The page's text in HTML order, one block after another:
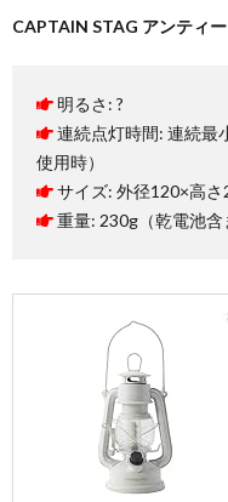
CAPTAIN STAG アンティ
明るさ: ?
連続点灯時間: 連続最
使用時）
サイズ: 外径120×高さ
重量: 230g（乾電池含